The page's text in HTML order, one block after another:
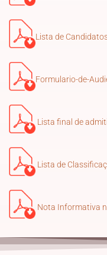
Lista de
Formulario-de-
Lista final de
Lista de
Nota Informativa